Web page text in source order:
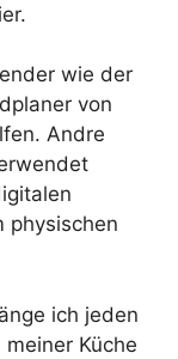
wie der
von
Andre
physischen
ich jeden
Küche